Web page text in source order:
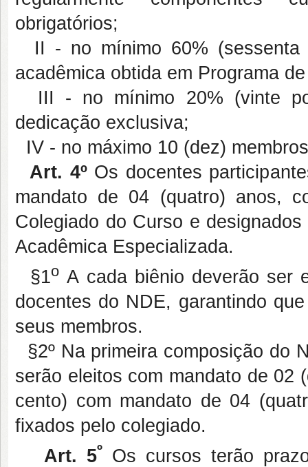
obrigatórios;
II - no mínimo 60% (sessenta
acadêmica obtida em Programa
III - no mínimo 20% (vinte
dedicação exclusiva;
IV - no máximo 10 (dez)
Art. 4ºOs docentes
mandato de 04 (quatro) anos,
Colegiado do Curso e
Acadêmica Especializada.
§1o A cada biênio deverão ser
docentes do NDE, garantindo
seus membros.
§2º Na primeira composição do
serão eleitos com mandato de 02
cento) com mandato de 04
fixados pelo colegiado.
Art. 5ºOs cursos terão